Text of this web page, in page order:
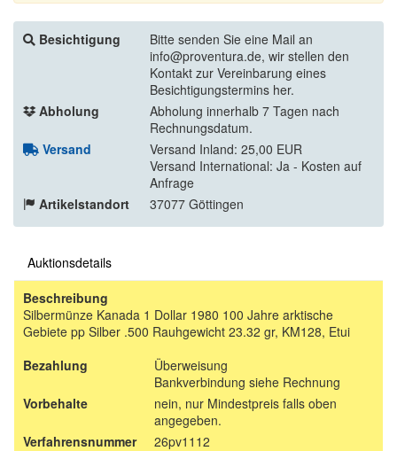
Besichtigung
Bitte senden Sie eine Mail an
info@proventura.de, wir stellen den
Kontakt zur Vereinbarung eines
Besichtigungstermins her.
Abholung
Abholung innerhalb 7 Tagen nach
Rechnungsdatum.
Versand
Versand Inland: 25,00 EUR
Versand International: Ja - Kosten auf
Anfrage
Artikelstandort
37077 Göttingen
Auktionsdetails
Beschreibung
Silbermünze Kanada 1 Dollar 1980 100 Jahre arktische
Gebiete pp Silber .500 Rauhgewicht 23.32 gr, KM128, Etui
Bezahlung
Überweisung
Bankverbindung siehe Rechnung
Vorbehalte
nein, nur Mindestpreis falls oben
angegeben.
Verfahrensnummer
26pv1112